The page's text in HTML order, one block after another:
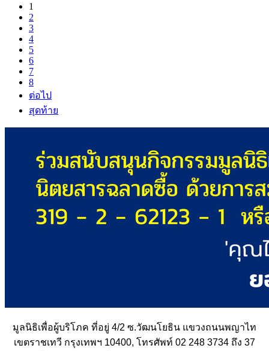
1
2
3
4
5
6
7
8
ต่อไป
สุดท้าย
มูลนิธิเพื่อผู้บริโภค ที่อยู่ 4/2 ซ.วัฒนโยธิน แขวงถนนพญาไท
เขตราชเทวี กรุงเทพฯ 10400, โทรศัพท์ 02 248 3734 ถึง 37